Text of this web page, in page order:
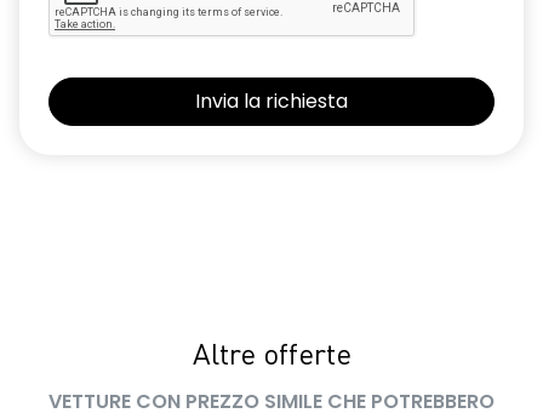
Altre offerte
VETTURE CON PREZZO SIMILE CHE POTREBBERO